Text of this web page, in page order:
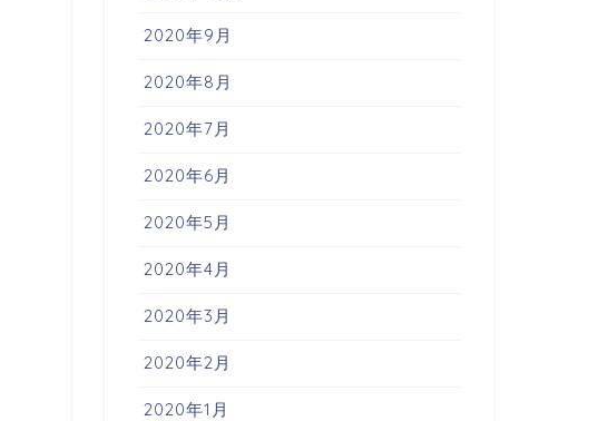
2020年9月
2020年8月
2020年7月
2020年6月
2020年5月
2020年4月
2020年3月
2020年2月
2020年1月